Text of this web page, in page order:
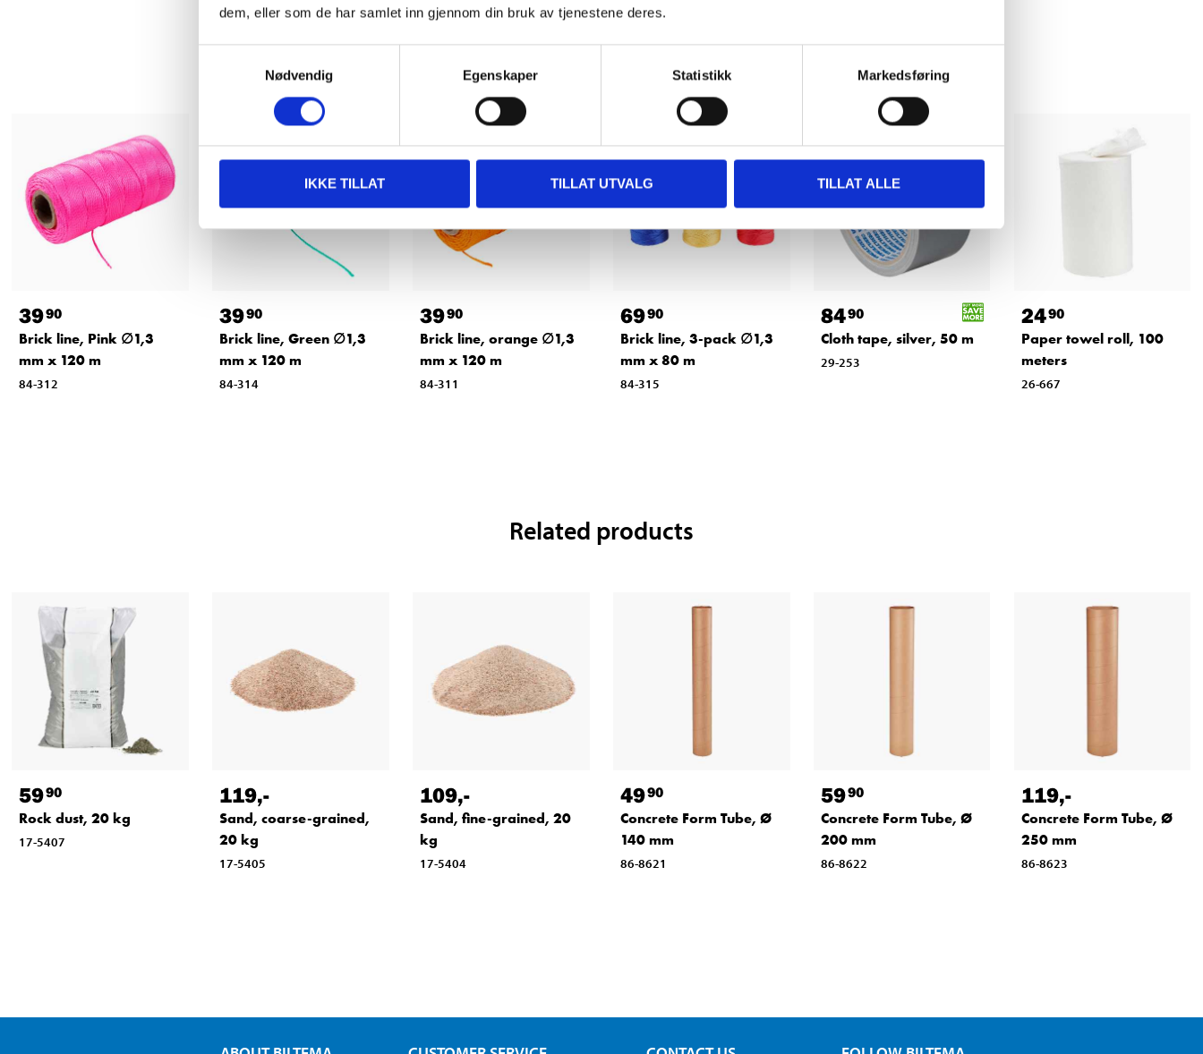
dem, eller som de har samlet inn gjennom din bruk av tjenestene deres.
Nødvendig
Egenskaper Statistikk Markedsføring
IKKE TILLAT TILLAT UTVALG TILLAT ALLE
Other customers also bought
3990
Brick line, Pink ∅1,3
mm x 120 m
84-312
3990
Brick line, Green ∅1,3
mm x 120 m
84-314
3990
Brick line, orange ∅1,3
mm x 120 m
84-311
6990
Brick line, 3-pack ∅1,3
mm x 80 m
84-315
8490
Cloth tape, silver, 50 m
29-253
2490
Paper towel roll, 100
meters
26-667
Related products
5990
Rock dust, 20 kg
17-5407
119,-
Sand, coarse-grained,
20 kg
17-5405
109,-
Sand, fine-grained, 20
kg
17-5404
4990
Concrete Form Tube, Ø
140 mm
86-8621
5990
Concrete Form Tube, Ø
200 mm
86-8622
119,-
Concrete Form Tube, Ø
250 mm
86-8623